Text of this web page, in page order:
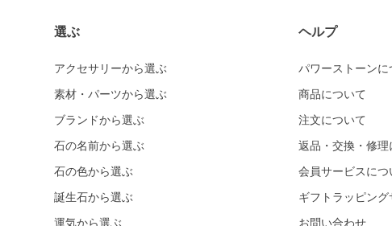
選ぶ
アクセサリーから選ぶ
素材・パーツから選ぶ
ブランドから選ぶ
石の名前から選ぶ
石の色から選ぶ
誕生石から選ぶ
運気から選ぶ
ヘルプ
パワーストーンに
商品について
注文について
返品・交換・修理
会員サービスにつ
ギフトラッピング
お問い合わせ